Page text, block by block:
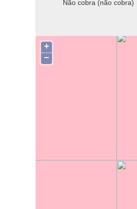
Não cobra (não cobra)
+
−